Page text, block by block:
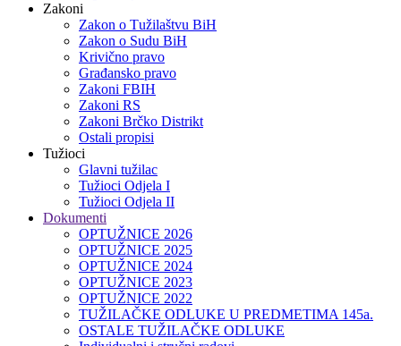
Zakoni
Zakon o Тužilaštvu BiH
Zakon o Sudu BiH
Krivično pravo
Građansko pravo
Zakoni FBIH
Zakoni RS
Zakoni Brčko Distrikt
Ostali propisi
Tužioci
Glavni tužilac
Tužioci Odjela I
Tužioci Odjela II
Dokumenti
OPTUŽNICE 2026
OPTUŽNICE 2025
OPTUŽNICE 2024
OPTUŽNICE 2023
OPTUŽNICE 2022
TUŽILAČKE ODLUKE U PREDMETIMA 145a.
OSTALE TUŽILAČKE ODLUKE